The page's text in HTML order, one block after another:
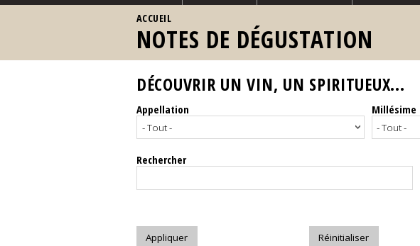
ACCUEIL
NOTES DE DÉGUSTATION
DÉCOUVRIR UN VIN, UN SPIRITUEUX...
Appellation Millésime
Rechercher